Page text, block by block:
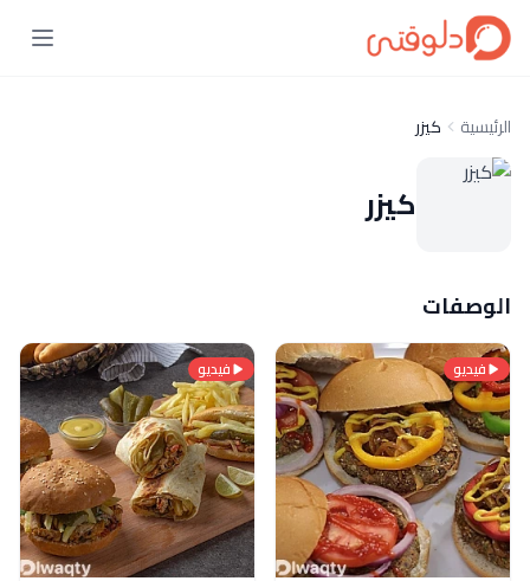
الرئيسية كيزر
كيزر
الوصفات
فيديو فيديو